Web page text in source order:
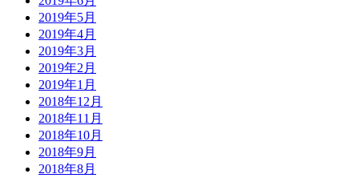
2019年5月
2019年4月
2019年3月
2019年2月
2019年1月
2018年12月
2018年11月
2018年10月
2018年9月
2018年8月